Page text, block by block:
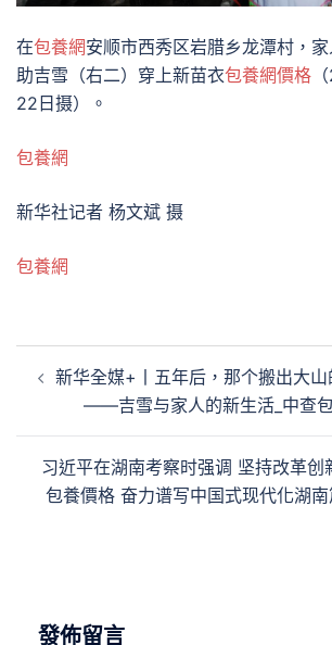
在包養網安顺市西秀区岩腊乡龙潭村，
助吉雪（右二）穿上新苗衣包養網價格
22日摄）。
包養網
新华社记者 杨文斌 摄
包養網
章
新华全媒+丨五年后，那个搬出大山
——吉雪与家人的新生活_中查
习近平在湖南考察时强调 坚持改革创
包養價格 奋力谱写中国式现代化湖南
發佈留言